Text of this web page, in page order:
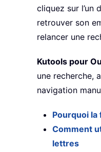
cliquez sur l’un
retrouver son
relancer une
Kutools pour
une recherche,
navigation
Pourquoi
Comment
lettres